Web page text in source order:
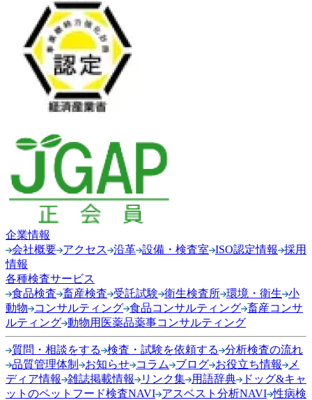
企業情報
会社概要 アクセス 沿革 設備・検査室 ISO認定情報
採用
情報
各種検査サービス
食品検査 畜産検査 受託試験 衛生検査所 環境・衛生 小
動物
コンサルティング 食品コンサルティング 畜産コンサ
ルティング 動物用医薬品薬事コンサルティング
質問・相談をする 検査・試験を依頼する
分析検査の流れ
品質管理体制
お知らせ コラム ブログ お役立ち情報
メ
ディア情報
雑誌掲載情報 リンク集 用語辞典
ドッグ&キャ
ットのペットフード検査NAVI アスベスト分析NAVI 性病検